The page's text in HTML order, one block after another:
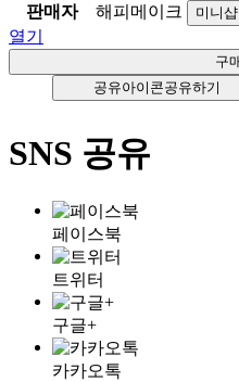
판매자
해피메이크 미니샵
열기
공유아이콘공유하기
SNS 공유
페이스북
트위터
구글+
카카오톡